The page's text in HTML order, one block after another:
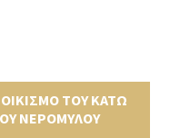
ΤΟΥ ΚΑΤΩ
ΝΕΡΟΜΥΛΟΥ